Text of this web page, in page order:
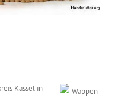
Kassel in